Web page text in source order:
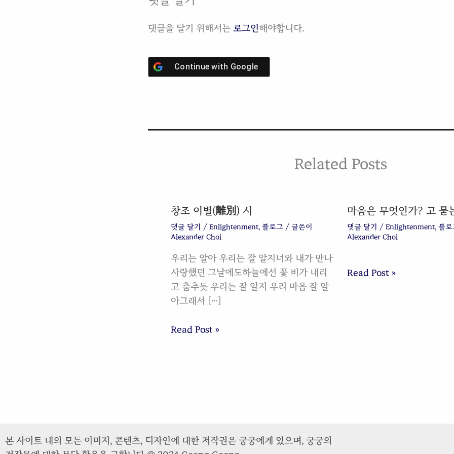
댓글을 달기 위해서는 로그인해야합니다.
Continue with Google
Related Posts
창조 이별(離別) 시
댓글 달기 / Enlightenment, 블로그 / 글쓴이
Alexander Choi
우리는 알아 우리는 잘 알지너와 내가 만나
사랑했던 그날에도하늘에선 꽃 비가 내리
고 춤추듯 우리는 잘 알지 우리 마음 잘 알
아그래서 […]
Read Post »
마음은 무엇인가? 고 묻
댓글 달기 / Enlightenment, 블로
Alexander Choi
Read Post »
본 사이트 내의 모든 이미지, 콘텐츠, 디자인에 대한 저작권은 궁궁에게 있으며, 궁궁의